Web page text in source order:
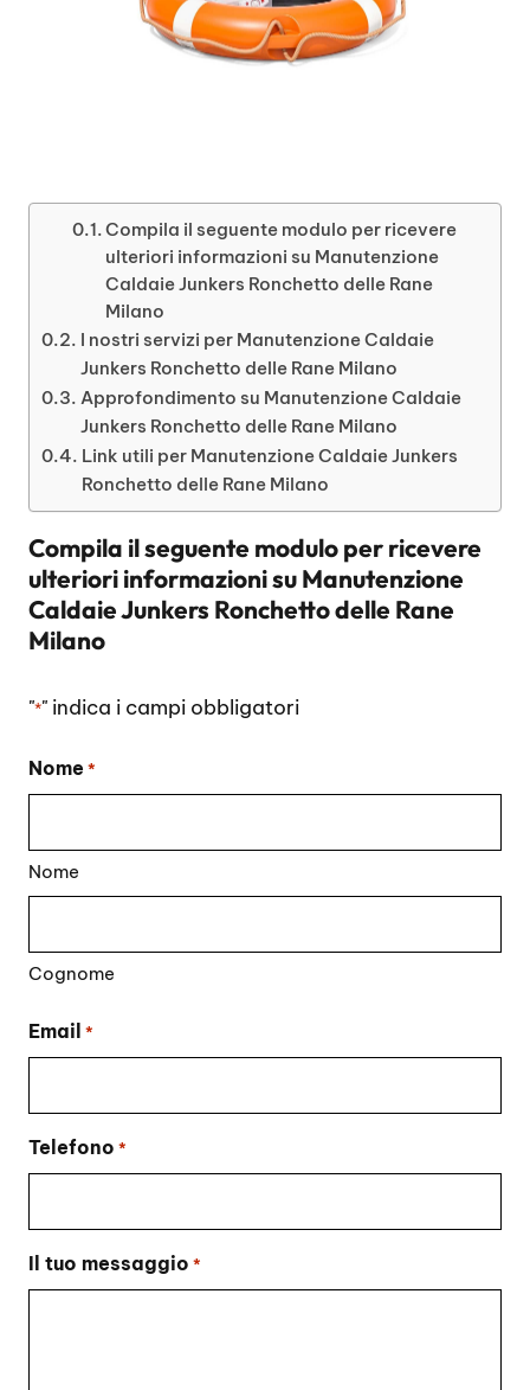
Compila il seguente modulo per ricevere
ulteriori informazioni su Manutenzione
Caldaie Junkers Ronchetto delle Rane
Milano
I nostri servizi per Manutenzione Caldaie
Junkers Ronchetto delle Rane Milano
Approfondimento su Manutenzione Caldaie
Junkers Ronchetto delle Rane Milano
Link utili per Manutenzione Caldaie Junkers
Ronchetto delle Rane Milano
Compila il seguente modulo per ricevere
ulteriori informazioni suManutenzione
Caldaie Junkers Ronchetto delle Rane
Milano
"*" indica i campi obbligatori
Nome *
Nome
Cognome
Email *
Telefono *
Il tuo messaggio *